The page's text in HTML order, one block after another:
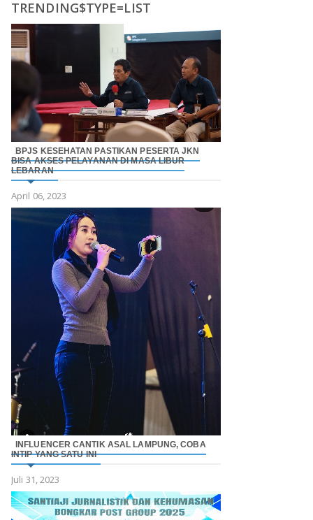
TRENDING$TYPE=LIST
BPJS KESEHATAN PASTIKAN PESERTA JKN
BISA AKSES PELAYANAN DI MASA LIBUR
LEBARAN
April 06, 2023
INFLUENCER CANTIK ASAL LAMPUNG, COBA
INTIP YANG SATU INI
Juli 31, 2023